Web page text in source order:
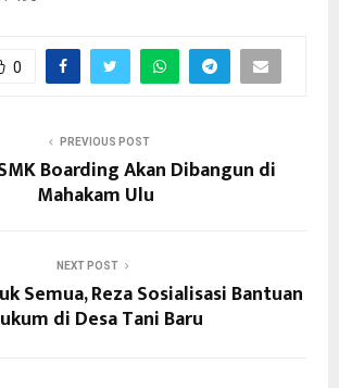
0
PREVIOUS POST
Boarding Akan Dibangun di
Mahakam Ulu
NEXT POST
Semua, Reza Sosialisasi Bantuan
di Desa Tani Baru